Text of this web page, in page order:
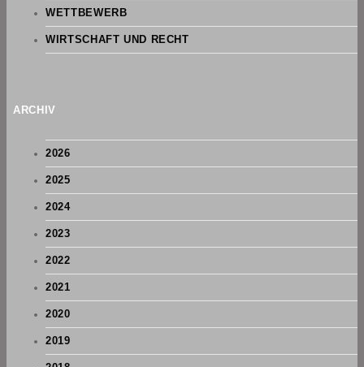
WETTBEWERB
WIRTSCHAFT UND RECHT
ARCHIV
2026
2025
2024
2023
2022
2021
2020
2019